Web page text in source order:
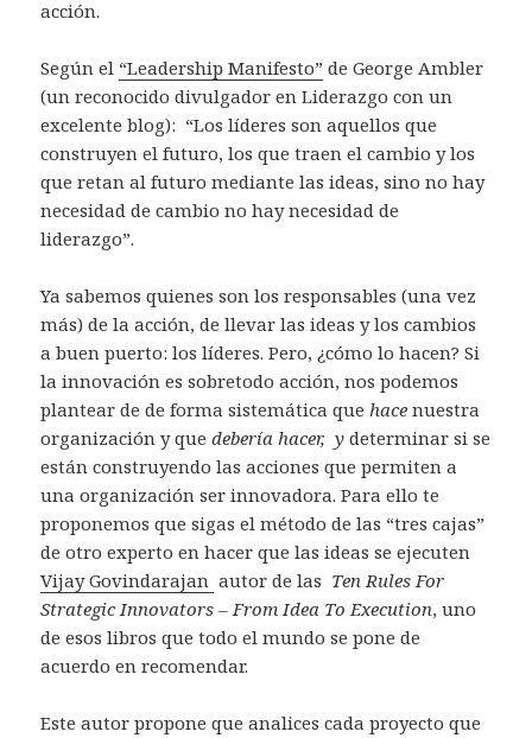
acción.
Según el “Leadership Manifesto” de George Ambler
(un reconocido divulgador en Liderazgo con un
excelente blog): “Los líderes son aquellos que
construyen el futuro, los que traen el cambio y los
que retan al futuro mediante las ideas, sino no hay
necesidad de cambio no hay necesidad de
liderazgo”.
Ya sabemos quienes son los responsables (una vez
más) de la acción, de llevar las ideas y los cambios
a buen puerto: los líderes. Pero, ¿cómo lo hacen? Si
la innovación es sobretodo acción, nos podemos
plantear de de forma sistemática quehace nuestra
organización y quedebería hacer, y determinar si se
están construyendo las acciones que permiten a
una organización ser innovadora. Para ello te
proponemos que sigas el método de las “tres cajas”
de otro experto en hacer que las ideas se ejecuten
Vijay Govindarajan autor de las Ten Rules For
Strategic Innovators – From Idea To Execution, uno
de esos libros que todo el mundo se pone de
acuerdo en recomendar.
Este autor propone que analices cada proyecto que